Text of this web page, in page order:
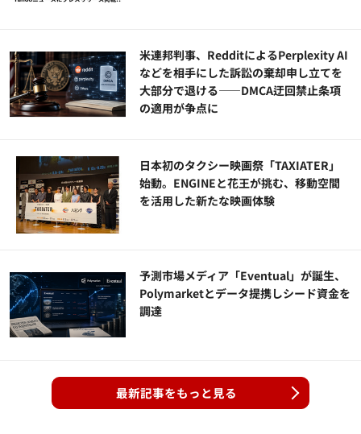
米連邦判事、RedditによるPerplexity AI
などを相手にした訴訟の棄却申し立てを
大部分で退ける——DMCA迂回禁止条項
の適用が争点に
日本初のタクシー映画祭「TAXIATER」
始動。ENGINEと花王が挑む、移動空間
を活用した新たな映画体験
予測市場メディア「Eventual」が誕生、
Polymarketとデータ提携しシード資金を
調達
最新記事をもっと見る